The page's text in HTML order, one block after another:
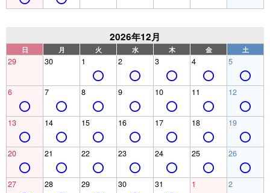
2026年12月
日 月 火 水 木 金 土
29 30 1 2 3 4 5
6 7 8 9 10 11 12
13 14 15 16 17 18 19
20 21 22 23 24 25 26
27 28 29 30 31 1 2